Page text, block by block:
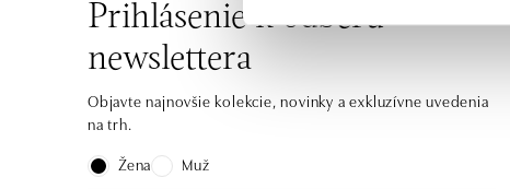
Prihlásenie k odberu
newslettera
Objavte najnovšie kolekcie, novinky a exkluzívne uvedenia
na trh.
Žena
Muž